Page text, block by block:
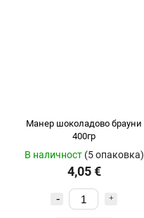
Манер шоколадово брауни
400гр
В наличност (5 опаковка)
4,05 €